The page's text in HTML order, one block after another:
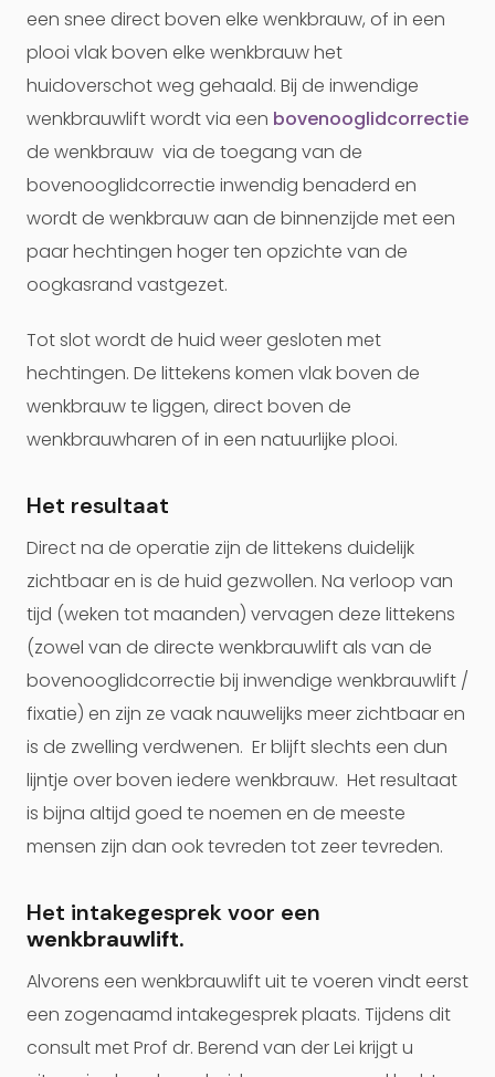
een snee direct boven elke wenkbrauw, of in een
plooi vlak boven elke wenkbrauw het
huidoverschot weg gehaald. Bij de inwendige
wenkbrauwlift wordt via een bovenooglidcorrectie
de wenkbrauw via de toegang van de
bovenooglidcorrectie inwendig benaderd en
wordt de wenkbrauw aan de binnenzijde met een
paar hechtingen hoger ten opzichte van de
oogkasrand vastgezet.
Tot slot wordt de huid weer gesloten met
hechtingen. De littekens komen vlak boven de
wenkbrauw te liggen, direct boven de
wenkbrauwharen of in een natuurlijke plooi.
Het resultaat
Direct na de operatie zijn de littekens duidelijk
zichtbaar en is de huid gezwollen. Na verloop van
tijd (weken tot maanden) vervagen deze littekens
(zowel van de directe wenkbrauwlift als van de
bovenooglidcorrectie bij inwendige wenkbrauwlift /
fixatie) en zijn ze vaak nauwelijks meer zichtbaar en
is de zwelling verdwenen. Er blijft slechts een dun
lijntje over boven iedere wenkbrauw. Het resultaat
is bijna altijd goed te noemen en de meeste
mensen zijn dan ook tevreden tot zeer tevreden.
Het intakegesprek voor een
wenkbrauwlift.
Alvorens een wenkbrauwlift uit te voeren vindt eerst
een zogenaamd intakegesprek plaats. Tijdens dit
consult met Prof dr. Berend van der Lei krijgt u